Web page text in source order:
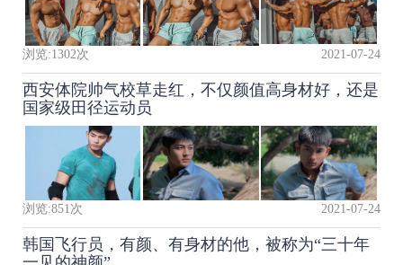
浏览:1302次 2021-07-24
西安体院帅气校草走红，不仅颜值高身材好，还是
国家级田径运动员
浏览:851 次 2021-07-24
韩国飞行员，有颜、有身材的他，被称为“三十年